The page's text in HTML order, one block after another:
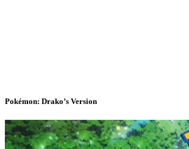
Pokémon: Drako’s Version